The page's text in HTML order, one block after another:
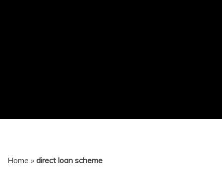
Home » direct loan scheme